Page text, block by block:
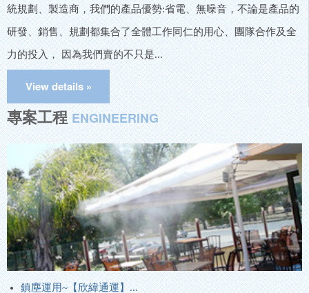
統規劃、製造商，我們的產品優勢:省電、無噪音，不論是產品的
研發、銷售、規劃都集合了全體工作同仁的用心、團隊合作及全
力的投入， 因為我們賣的不只是...
專案工程ENGINEERING
鎮塵運用~【欣緯通運】...